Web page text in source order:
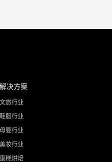
解决方案
文旅行业
鞋服行业
母婴行业
美妆行业
蛋糕烘焙